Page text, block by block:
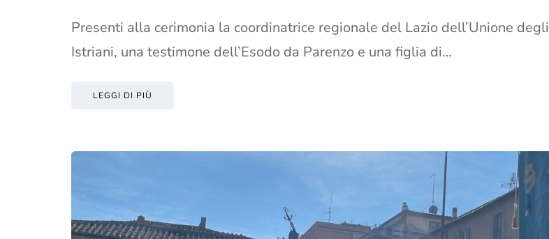
Presenti alla cerimonia la coordinatrice regionale del Lazio dell’Unione degli
Istriani, una testimone dell’Esodo da Parenzo e una figlia di…
LEGGI DI PIÙ